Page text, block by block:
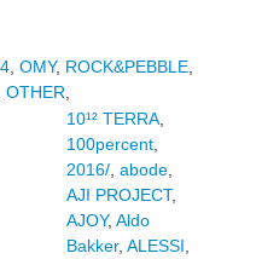
, OMY, ROCK&PEBBLE,
OTHER,
10¹² TERRA,
100percent,
2016/, abode,
AJI PROJECT,
AJOY, Aldo
Bakker, ALESSI,